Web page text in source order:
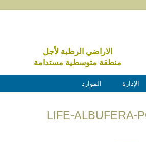
الاراضي الرطبة لأجل
منطقة متوسطية مستدامة
الإدارة الموارد
LIFE-ALBUFERA-